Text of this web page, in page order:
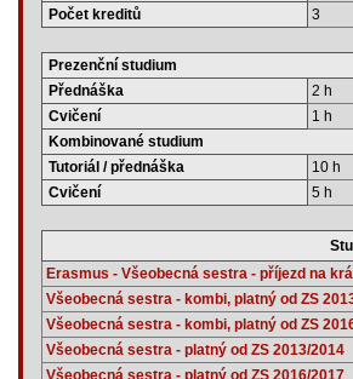
Počet kreditů
3
Prezenční studium
Přednáška
2 h
Cvičení
1 h
Kombinované studium
Tutoriál / přednáška
10 h
Cvičení
5 h
Erasmus - Všeobecná sestra - příjezd na
Všeobecná sestra - kombi, platný od ZS
Všeobecná sestra - kombi, platný od ZS
Všeobecná sestra - platný od ZS 2013/2014
Všeobecná sestra - platný od ZS 2016/2017